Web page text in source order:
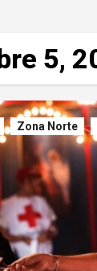
5,
Zona Norte